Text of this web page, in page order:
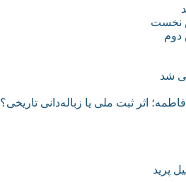
نخست
دوم
شد
اثر ثبت ملی یا زباله‌دانی تاریخی؟
پرید